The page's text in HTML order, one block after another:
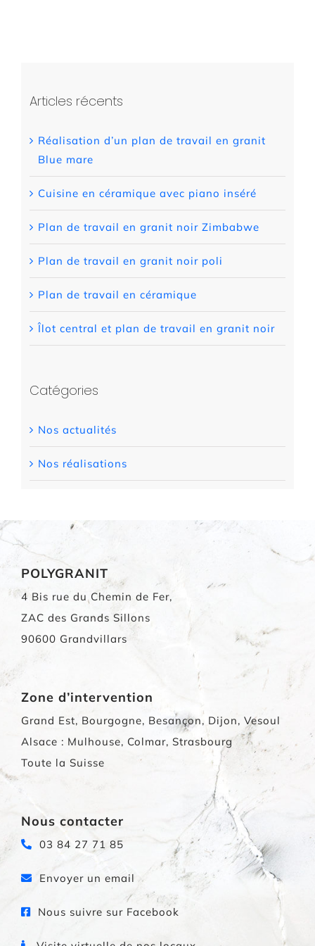
Articles récents
Réalisation d’un plan de travail en granit
Blue mare
Cuisine en céramique avec piano inséré
Plan de travail en granit noir Zimbabwe
Plan de travail en granit noir poli
Plan de travail en céramique
Îlot central et plan de travail en granit noir
Catégories
Nos actualités
Nos réalisations
POLYGRANIT
4 Bis rue du Chemin de Fer,
ZAC des Grands Sillons
90600 Grandvillars
Zone d’intervention
Grand Est, Bourgogne, Besançon, Dijon, Vesoul
Alsace : Mulhouse, Colmar, Strasbourg
Toute la Suisse
Nous contacter
03 84 27 71 85
Envoyer un email
Nous suivre sur Facebook